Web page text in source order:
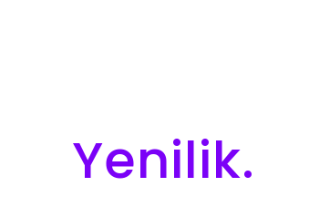
Yenilik.